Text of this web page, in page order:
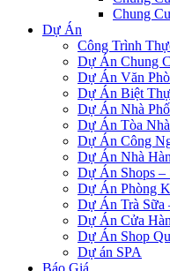
Chung
Dự Án
Công Trình
Dự Án Chung
Dự Án Văn
Dự Án Biệt Thự
Dự Án Nhà Phố
Dự Án Tòa
Dự Án Công
Dự Án Nhà
Dự Án Shops –
Dự Án Phòng
Dự Án Trà Sữa
Dự Án Cửa
Dự Án Shop
Dự án SPA
Báo Giá